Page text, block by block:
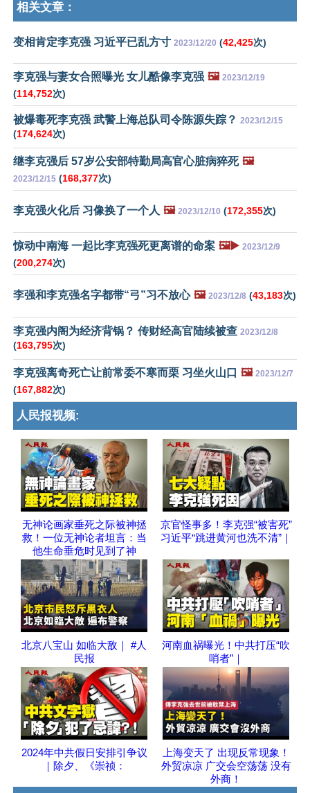
相关文章：
变相肯定李克强 习近平已乱方寸 2023/12/20 (42,425次)
李克强与妻女合照曝光 女儿酷像李克强 🖼️ 2023/12/19
(114,752次)
被爆毒死李克强 武警上海总队司令陈源失踪？ 2023/12/15
(174,624次)
继李克强后 57岁公安部特勤局高官心脏病猝死 🖼️
2023/12/15 (168,377次)
李克强火化后 习像换了一个人 🖼️ 2023/12/10 (172,355次)
惊动中南海 一起比李克强死更离谱的命案 🖼️▶️ 2023/12/9
(200,274次)
李强和李克强名字都带“弓”习不放心 🖼️ 2023/12/8 (43,183次)
李克强内阁为经济背锅？ 传财经高官陆续被查 2023/12/8
(163,795次)
李克强离奇死亡让前常委不寒而栗 习坐火山口 🖼️ 2023/12/7
(167,882次)
人民报视频:
无神论画家垂死之际被神拯
救！一位无神论者坦言：当
他生命垂危时见到了神
京官怪事多！李克强“被害死”
习近平“跳进黄河也洗不清”｜
北京八宝山 如临大敌｜ #人
民报
河南血祸曝光！中共打压“吹
哨者”｜
2024年中共假日安排引争议
｜除夕、《崇祯：
上海变天了 出现反常现象！
外贸凉凉 广交会空荡荡 没有
外商！